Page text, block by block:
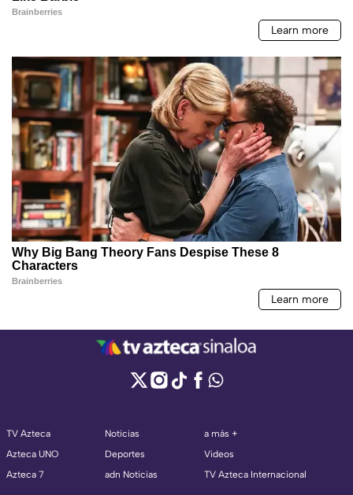
TV Azteca
Azteca UNO
Azteca 7
Noticias
Deportes
adn Noticias
a más +
Videos
TV Azteca Internacional